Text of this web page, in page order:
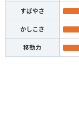
すばやさ
かしこさ
移動力